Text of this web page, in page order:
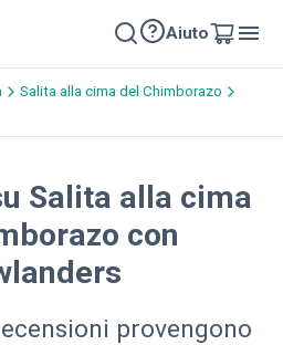
Aiuto
Salita alla cima del Chimborazo
Salita alla cima
con
provengono